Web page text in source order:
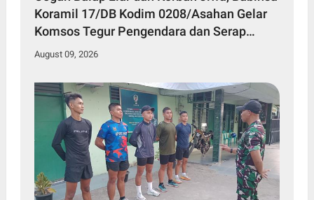
Koramil 17/DB Kodim 0208/Asahan Gelar
Komsos Tegur Pengendara dan Serap
Informasi Warga
August 09, 2026